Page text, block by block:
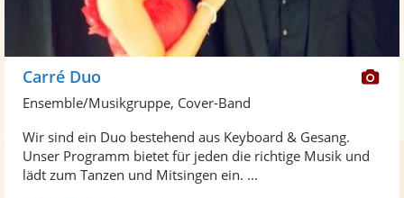
Carré Duo
Ensemble/Musikgruppe, Cover-Band
Wir sind ein Duo bestehend aus Keyboard & Gesang.
Unser Programm bietet für jeden die richtige Musik und
lädt zum Tanzen und Mitsingen ein. ...